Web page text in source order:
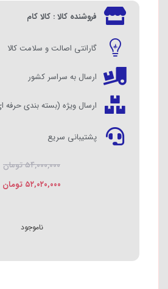
فروشنده کالا : کالا کام
گارانتی اصالت و سلامت کالا
ارسال به سراسر کشور
ارسال ویژه (بسته بندی حرفه
پشتیبانی سریع
۵۴,۰۰۰,۰۰۰تومان
۵۲,۰۲۰,۰۰۰ تومان
ناموجود